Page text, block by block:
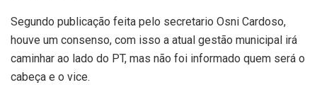
Segundo publicação feita pelo secretario Osni Cardoso,
houve um consenso, com isso a atual gestão municipal irá
caminhar ao lado do PT, mas não foi informado quem será o
cabeça e o vice.